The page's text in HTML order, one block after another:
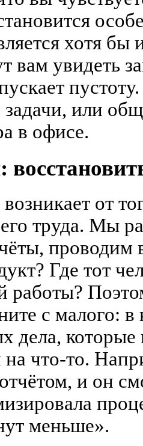
хотя бы
вам увидеть
или
в офисе.
возникает от
труда. Мы
проводим
Где тот
работы?
с малого:
дела,
на что-то.
и он
меньше».